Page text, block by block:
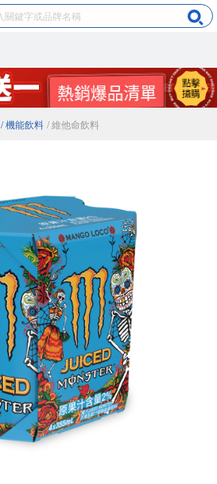
/ 機能飲料 / 維他命飲料